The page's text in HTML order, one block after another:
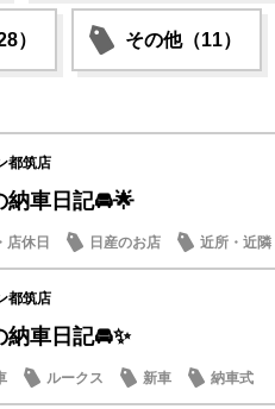
） その他（11）
都筑店
納車日記🚘🌟
店休日 日産のお店 近所・近隣
都筑店
納車日記🚘✨
ルークス 新車 納車式